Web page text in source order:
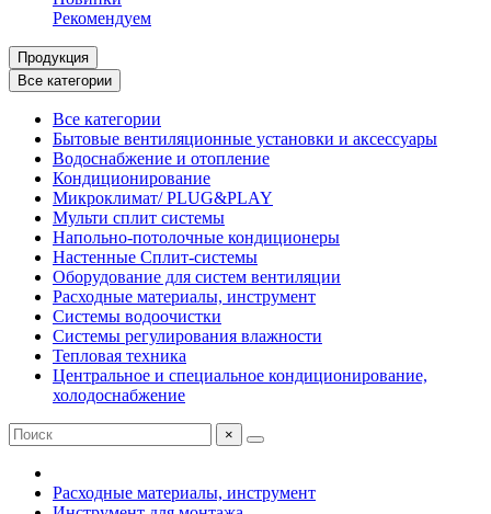
Рекомендуем
Продукция
Все категории
Все категории
Бытовые вентиляционные установки и аксессуары
Водоснабжение и отопление
Кондиционирование
Микроклимат/ PLUG&PLAY
Мульти сплит системы
Напольно-потолочные кондиционеры
Настенные Сплит-системы
Оборудование для систем вентиляции
Расходные материалы, инструмент
Системы водоочистки
Системы регулирования влажности
Тепловая техника
Центральное и специальное кондиционирование,
холодоснабжение
×
Расходные материалы, инструмент